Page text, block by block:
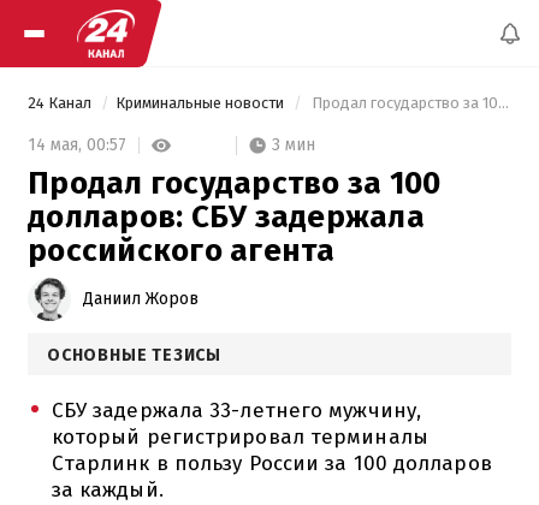
24 Канал Криминальные новости Продал государство за 100 долларов: СБУ задержала российского агента
14 мая, 00:57 3 мин
Продал государство за 100
долларов: СБУ задержала
российского агента
Даниил Жоров
ОСНОВНЫЕ ТЕЗИСЫ
СБУ задержала 33-летнего мужчину,
который регистрировал терминалы
Старлинк в пользу России за 100 долларов
за каждый.